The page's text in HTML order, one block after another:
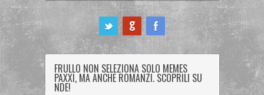
FRULLO NON SELEZIONA SOLO MEMES
PAXXI, MA ANCHE ROMANZI. SCOPRILI SU
NDE!